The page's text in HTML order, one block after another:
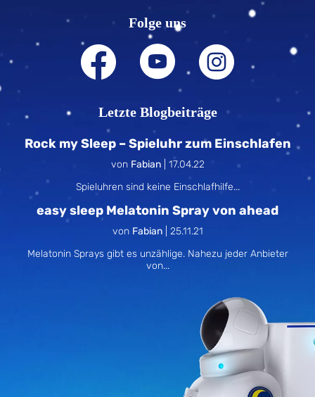
Folge uns
Letzte Blogbeiträge
Rock my Sleep – Spieluhr zum Einschlafen
von Fabian| 17.04.22
Spieluhren sind keine Einschlafhilfe...
easy sleep Melatonin Spray von ahead
von Fabian| 25.11.21
Melatonin Sprays gibt es unzählige. Nahezu jeder Anbieter
von...